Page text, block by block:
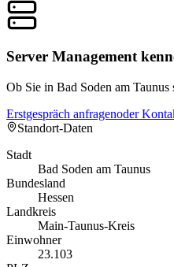
Server Management
Ob Sie in Bad Soden am
Erstgespräch anfragenoder
Standort-Daten
Stadt
Bad Soden am Taunus
Bundesland
Hessen
Landkreis
Main-Taunus-Kreis
Einwohner
23.103